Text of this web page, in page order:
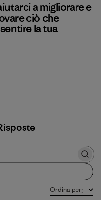
a migliorare e
ciò che
la tua
Ordina per: